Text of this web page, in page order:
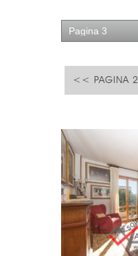
Pagina 3
<< PAGINA 2